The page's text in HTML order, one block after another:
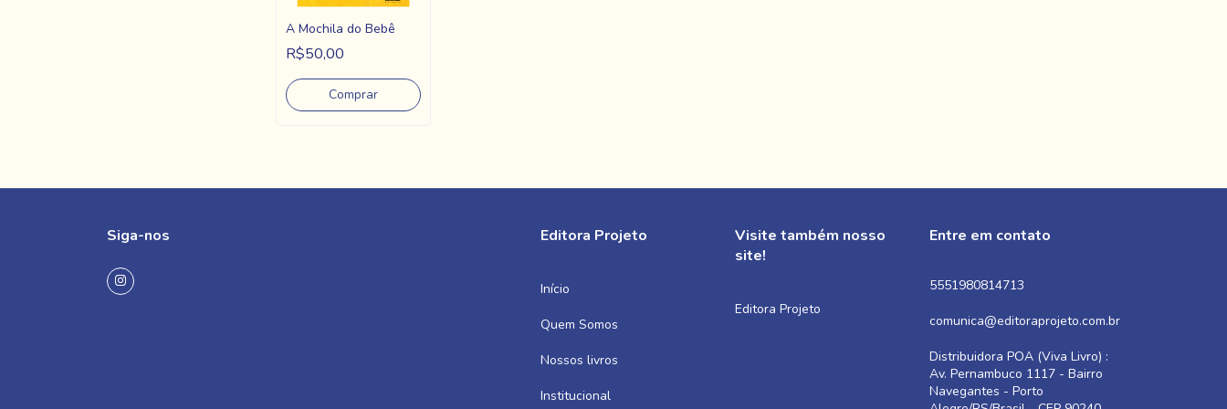
A Mochila do Bebê
R$50,00
Siga-nos Editora Projeto
Início
Quem Somos
Nossos livros
Institucional
Visite também nosso
site!
Editora Projeto
Entre em contato
5551980814713
comunica@editoraprojeto.com.br
Distribuidora POA (Viva Livro) :
Av. Pernambuco 1117 - Bairro
Navegantes - Porto